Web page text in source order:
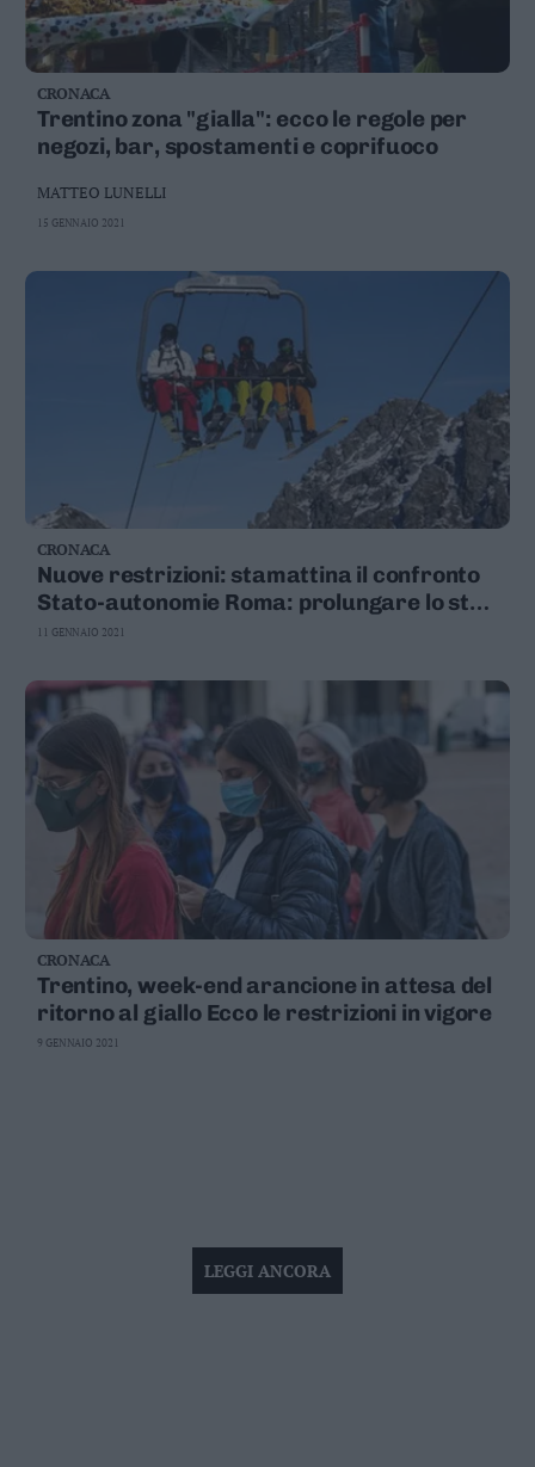
CRONACA
Trentino zona "gialla": ecco le regole per
negozi, bar, spostamenti e coprifuoco
MATTEO LUNELLI
15 GENNAIO 2021
CRONACA
Nuove restrizioni: stamattina il confronto
Stato-autonomie Roma: prolungare lo stop
ai viaggi fra regioni e allo sci alpino Il
riaprire gli impianti
11 GENNAIO 2021
CRONACA
Trentino, week-end arancione in attesa del
ritorno al giallo Ecco le restrizioni in vigore
9 GENNAIO 2021
LEGGI ANCORA